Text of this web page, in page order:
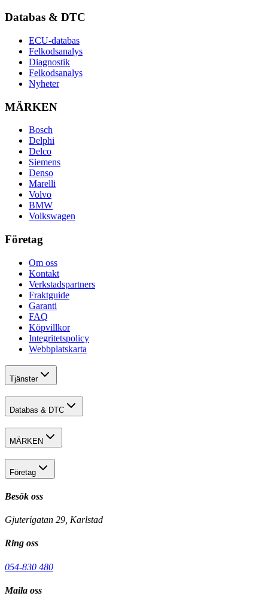
Databas & DTC
ECU-databas
Felkodsanalys
Diagnostik
Felkodsanalys
Nyheter
MÄRKEN
Bosch
Delphi
Delco
Siemens
Denso
Marelli
Volvo
BMW
Volkswagen
Företag
Om oss
Kontakt
Verkstadspartners
Fraktguide
Garanti
FAQ
Köpvillkor
Integritetspolicy
Webbplatskarta
Tjänster
Databas & DTC
MÄRKEN
Företag
Besök oss
Gjuterigatan 29, Karlstad
Ring oss
054-830 480
Maila oss